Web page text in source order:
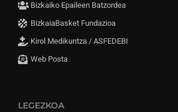
Bizkaiko Epaileen Batzordea
BizkaiaBasket Fundazioa
Kirol Medikuntza / ASFEDEBI
Web Posta
LEGEZKOA